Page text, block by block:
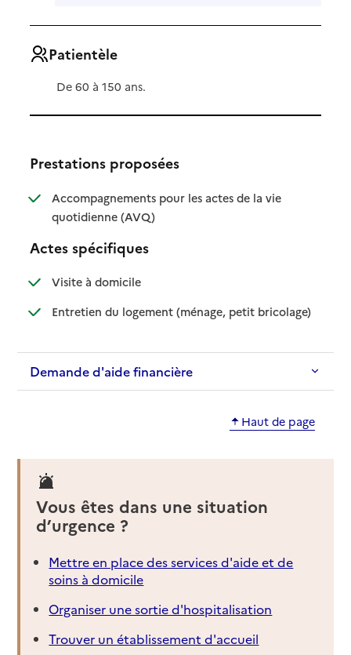
Patientèle
De 60 à 150 ans.
Prestations proposées
Accompagnements pour les actes de la vie
quotidienne (AVQ): disponible
: non disponible
Actes spécifiques
Visite à domicile: disponible
: non disponible
Entretien du logement (ménage, petit bricolage): disponible
: non
Demande d'aide financière
Haut de page
Vous êtes dans une situation
d’urgence ?
Mettre en place des services d'aide et de
soins à domicile
Organiser une sortie d'hospitalisation
Trouver un établissement d'accueil